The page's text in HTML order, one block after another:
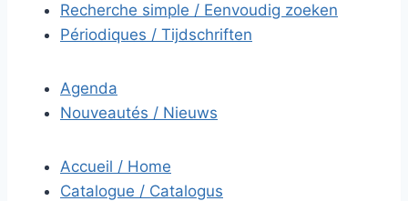
Recherche simple / Eenvoudig zoeken
Périodiques / Tijdschriften
Agenda
Nouveautés / Nieuws
Accueil / Home
Catalogue / Catalogus